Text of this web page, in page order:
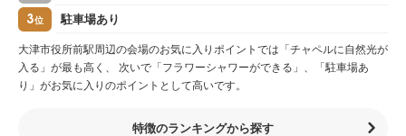
3位 駐車場あり
大津市役所前駅周辺の会場のお気に入りポイントでは「チャペルに自然光が
入る」が最も高く、 次いで「フラワーシャワーができる」、「駐車場あ
り」がお気に入りのポイントとして高いです。
特徴のランキングから探す